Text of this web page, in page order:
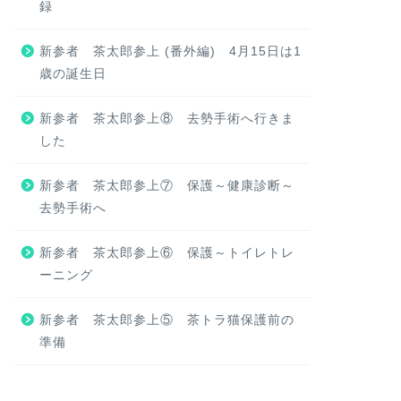
録
新参者 茶太郎参上 (番外編) 4月15日は1
歳の誕生日
新参者 茶太郎参上⑧ 去勢手術へ行きま
した
新参者 茶太郎参上⑦ 保護～健康診断～
去勢手術へ
新参者 茶太郎参上⑥ 保護～トイレトレ
ーニング
新参者 茶太郎参上⑤ 茶トラ猫保護前の
準備